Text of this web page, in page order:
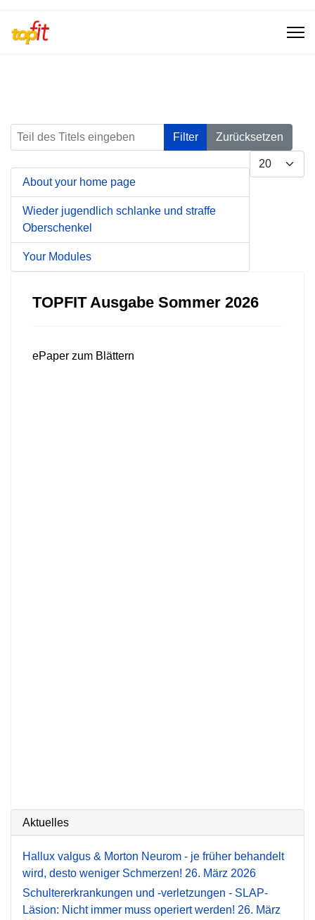
Teil des Titels eingeben Filter
Zurücksetzen
Anzeige #
About your home page
Wieder jugendlich schlanke und straffe
Oberschenkel
Your Modules
TOPFIT Ausgabe Sommer 2026
ePaper zum Blättern
Aktuelles
Hallux valgus & Morton Neurom - je früher behandelt
wird, desto weniger Schmerzen! 26. März 2026
Schultererkrankungen und -verletzungen - SLAP-
Läsion: Nicht immer muss operiert werden! 26. März